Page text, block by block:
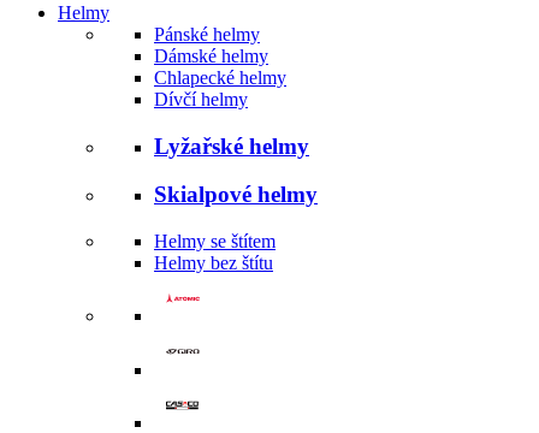
Helmy
Pánské helmy
Dámské helmy
Chlapecké helmy
Dívčí helmy
Lyžařské helmy
Skialpové helmy
Helmy se štítem
Helmy bez štítu